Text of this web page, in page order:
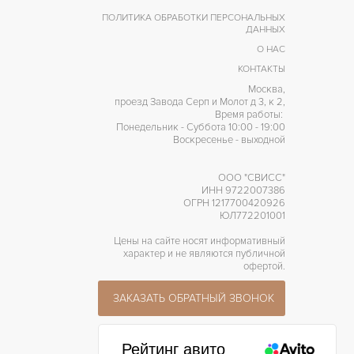
Calibre 16
Люминесцентные стрелки,
Хронометр, Центральная
секундная стрелка
ПОЛИТИКА ОБРАБОТКИ ПЕРСОНАЛЬНЫХ
ДАННЫХ
О НАС
КОНТАКТЫ
Москва,
проезд Завода Серп и Молот д 3, к 2,
Время работы:
Понедельник - Суббота 10:00 - 19:00
Воскресенье - выходной
ООО "СВИСС"
ИНН 9722007386
ОГРН 1217700420926
ЮЛ772201001
Цены на сайте носят информативный
характер и не являются публичной
офертой.
ЗАКАЗАТЬ ОБРАТНЫЙ ЗВОНОК
Рейтинг авито